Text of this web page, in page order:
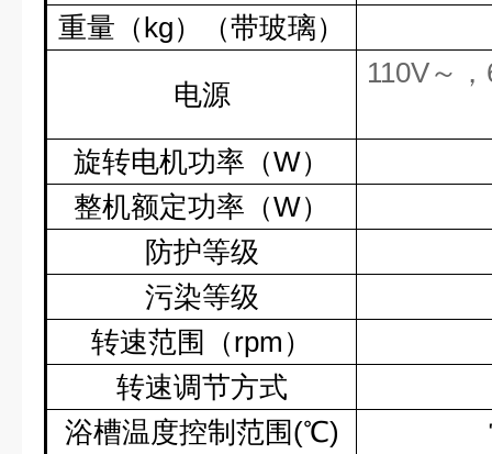
重量（kg）（带玻璃）
电源
110V～，
旋转电机功率（W）
整机额定功率（W）
防护等级
污染等级
转速范围（rpm ）
转速调节方式
浴槽温度控制范围(℃)